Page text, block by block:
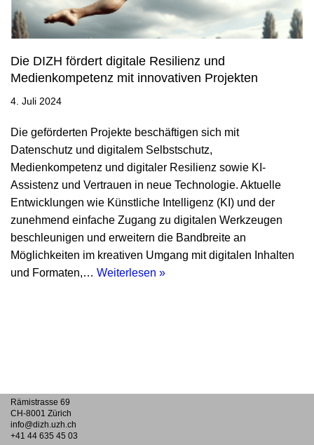
Die DIZH fördert digitale Resilienz und
Medienkompetenz mit innovativen Projekten
4. Juli 2024
Die geförderten Projekte beschäftigen sich mit
Datenschutz und digitalem Selbstschutz,
Medienkompetenz und digitaler Resilienz sowie KI-
Assistenz und Vertrauen in neue Technologie. Aktuelle
Entwicklungen wie Künstliche Intelligenz (KI) und der
zunehmend einfache Zugang zu digitalen Werkzeugen
beschleunigen und erweitern die Bandbreite an
Möglichkeiten im kreativen Umgang mit digitalen Inhalten
und Formaten,… Weiterlesen »
Rämistrasse 69
CH-8001 Zürich
info@dizh.uzh.ch
+41 44 635 45 03